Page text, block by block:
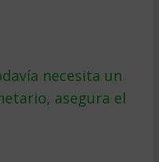
necesita un
asegura el